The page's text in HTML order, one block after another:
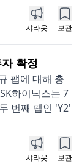
샤라웃 보관
확정
팹에 대해 총
하이닉스는 7
번째 팹인 'Y2'
샤라웃 보관